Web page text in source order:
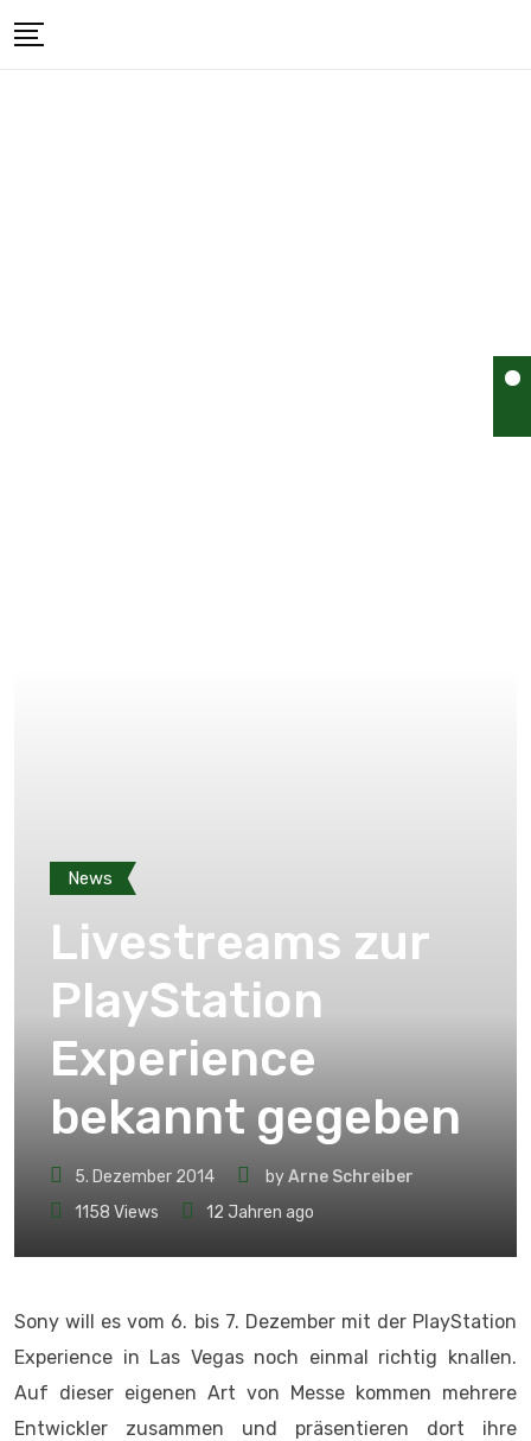
News
Livestreams zur
PlayStation
Experience
bekannt gegeben
5. Dezember 2014 byArne Schreiber
1158 Views 12 Jahren ago
Sony will es vom 6. bis 7. Dezember mit der PlayStation
Experience in Las Vegas noch einmal richtig knallen.
Auf dieser eigenen Art von Messe kommen mehrere
Entwickler zusammen und präsentieren dort ihre